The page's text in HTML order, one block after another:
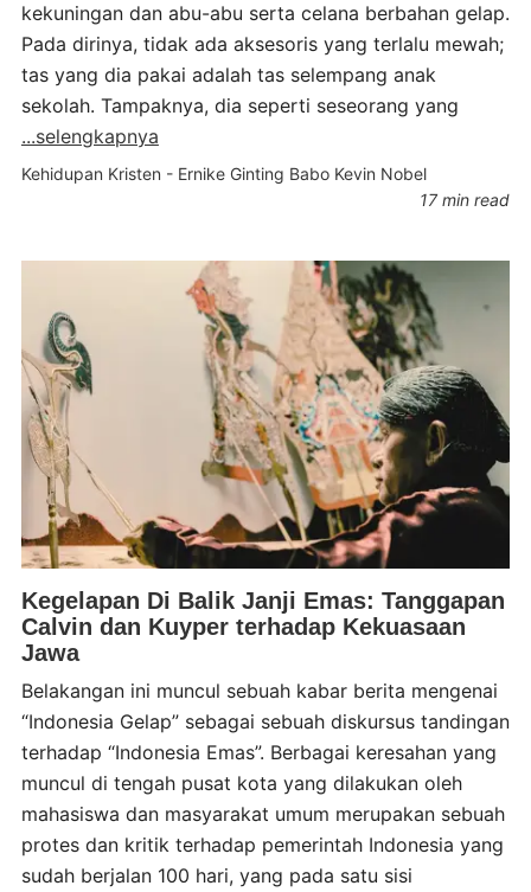
kekuningan dan abu-abu serta celana berbahan gelap.
Pada dirinya, tidak ada aksesoris yang terlalu mewah;
tas yang dia pakai adalah tas selempang anak
sekolah. Tampaknya, dia seperti seseorang yang
...selengkapnya
Kehidupan Kristen - Ernike Ginting Babo Kevin Nobel
17 min read
Kegelapan Di Balik Janji Emas: Tanggapan
Calvin dan Kuyper terhadap Kekuasaan
Jawa
Belakangan ini muncul sebuah kabar berita mengenai
“Indonesia Gelap” sebagai sebuah diskursus tandingan
terhadap “Indonesia Emas”. Berbagai keresahan yang
muncul di tengah pusat kota yang dilakukan oleh
mahasiswa dan masyarakat umum merupakan sebuah
protes dan kritik terhadap pemerintah Indonesia yang
sudah berjalan 100 hari, yang pada satu sisi